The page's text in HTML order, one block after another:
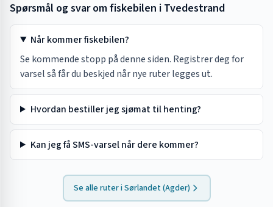
Spørsmål og svar om fiskebilen i Tvedestrand
Når kommer fiskebilen?
Se kommende stopp på denne siden. Registrer deg for
varsel så får du beskjed når nye ruter legges ut.
Hvordan bestiller jeg sjømat til henting?
Kan jeg få SMS-varsel når dere kommer?
Se alle ruter iSørlandet (Agder)